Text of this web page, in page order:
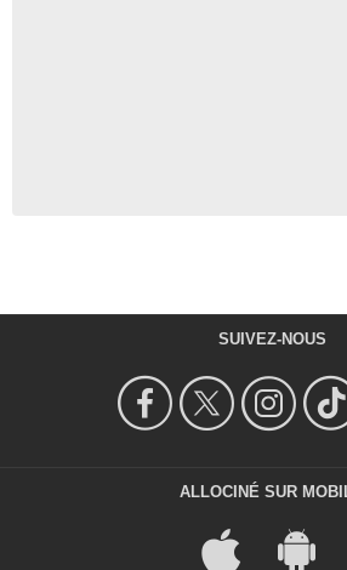
SUIVEZ-NOUS
ALLOCINÉ SUR